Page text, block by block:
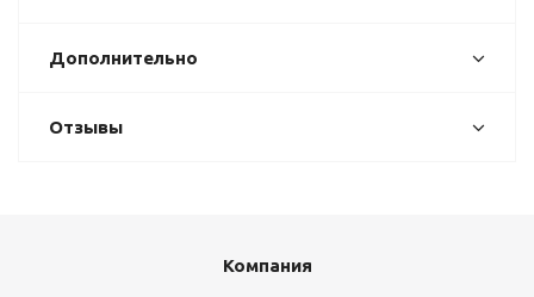
Дополнительно
Отзывы
Компания